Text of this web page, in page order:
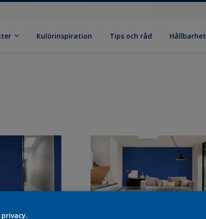
Kulörinspiration Tips och råd Hållbarhet